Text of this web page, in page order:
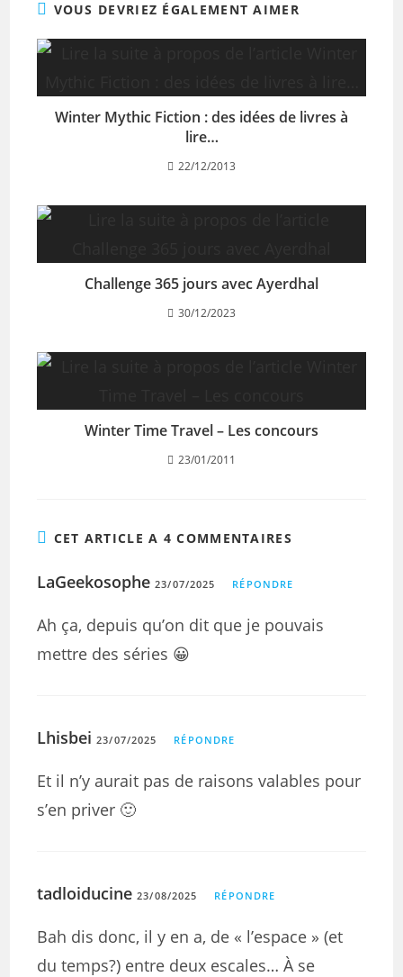
VOUS DEVRIEZ ÉGALEMENT AIMER
Winter Mythic Fiction : des idées de livres à
lire…
22/12/2013
Challenge 365 jours avec Ayerdhal
30/12/2023
Winter Time Travel – Les concours
23/01/2011
CET ARTICLE A 4 COMMENTAIRES
LaGeekosophe 23/07/2025 RÉPONDRE
Ah ça, depuis qu’on dit que je pouvais
mettre des séries 😀
Lhisbei 23/07/2025 RÉPONDRE
Et il n’y aurait pas de raisons valables pour
s’en priver 🙂
tadloiducine 23/08/2025 RÉPONDRE
Bah dis donc, il y en a, de « l’espace » (et
du temps?) entre deux escales… À se